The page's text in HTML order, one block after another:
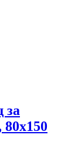
за
80x150